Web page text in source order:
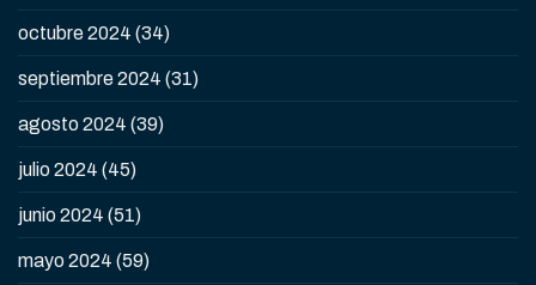
octubre 2024 (34)
septiembre 2024 (31)
agosto 2024 (39)
julio 2024 (45)
junio 2024 (51)
mayo 2024 (59)